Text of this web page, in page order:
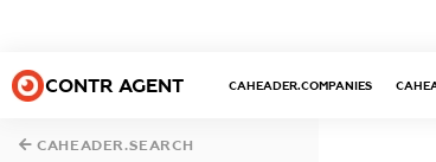
CONTR AGENT CAHEADER.COMPANIES
CAHEADER.SEARCH